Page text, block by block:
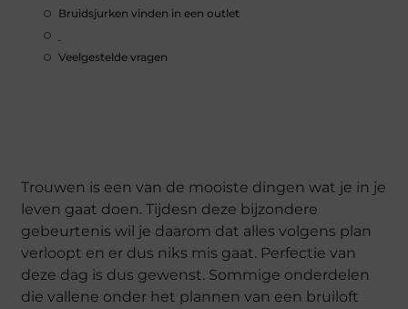
Bruidsjurken vinden in een outlet
Veelgestelde vragen
Trouwen is een van de mooiste dingen wat je in je
leven gaat doen. Tijdesn deze bijzondere
gebeurtenis wil je daarom dat alles volgens plan
verloopt en er dus niks mis gaat. Perfectie van
deze dag is dus gewenst. Sommige onderdelen
die vallene onder het plannen van een bruiloft